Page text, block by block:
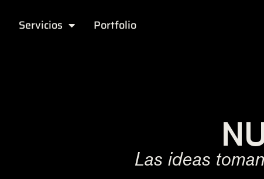
Servicios Portfolio
Las ideas